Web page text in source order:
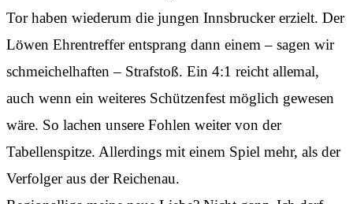
Tor haben wiederum die jungen Innsbrucker erzielt. Der
Löwen Ehrentreffer entsprang dann einem – sagen wir
schmeichelhaften – Strafstoß. Ein 4:1 reicht allemal,
auch wenn ein weiteres Schützenfest möglich gewesen
wäre. So lachen unsere Fohlen weiter von der
Tabellenspitze. Allerdings mit einem Spiel mehr, als der
Verfolger aus der Reichenau.